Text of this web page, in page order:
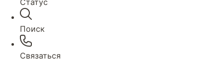
Статус
Поиск
Связаться